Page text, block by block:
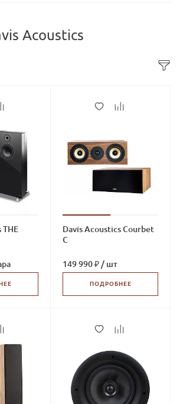
Acoustics
THE
Davis Acoustics Courbet
C
149 990 ₽ / шт
ПОДРОБНЕЕ